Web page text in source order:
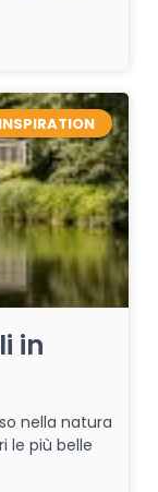
INSPIRATION
in
nella natura
le più belle